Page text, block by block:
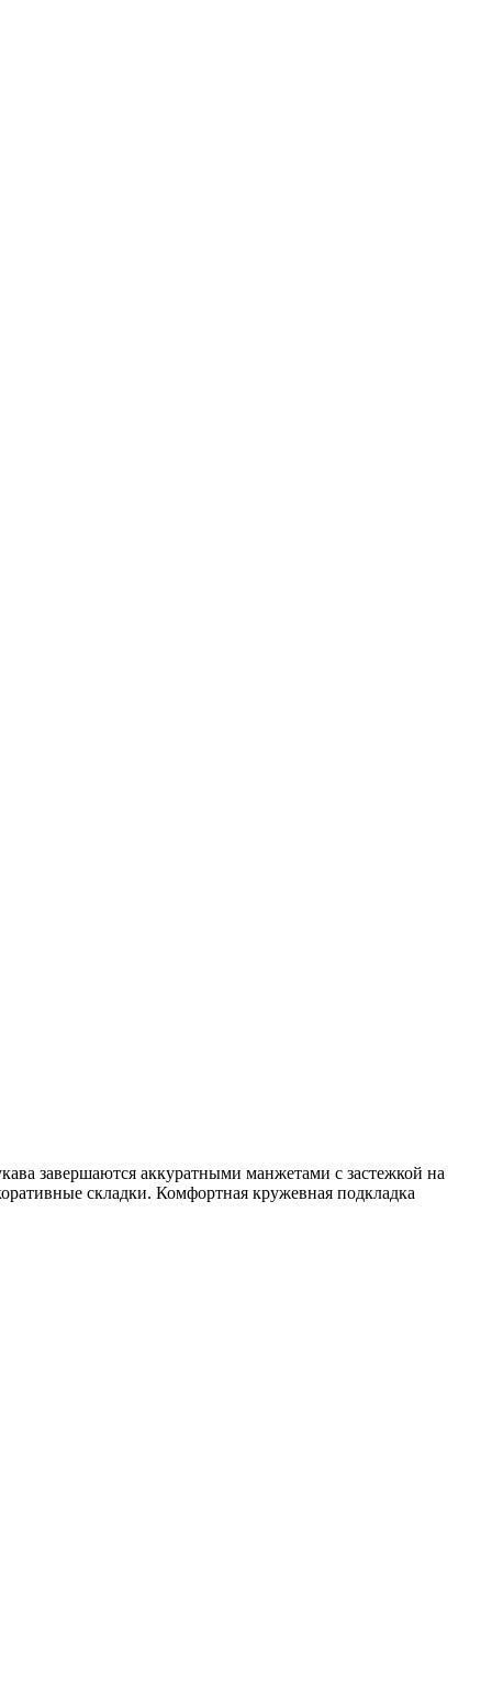
завершаются аккуратными манжетами с застежкой на
складки. Комфортная кружевная подкладка